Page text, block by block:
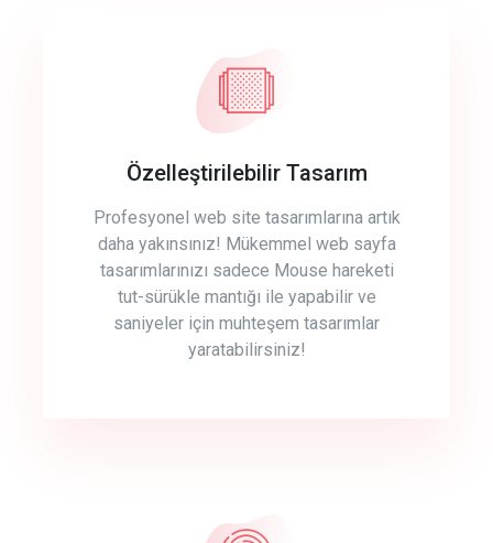
Özelleştirilebilir Tasarım
Profesyonel web site tasarımlarına artık
daha yakınsınız! Mükemmel web sayfa
tasarımlarınızı sadece Mouse hareketi
tut-sürükle mantığı ile yapabilir ve
saniyeler için muhteşem tasarımlar
yaratabilirsiniz!